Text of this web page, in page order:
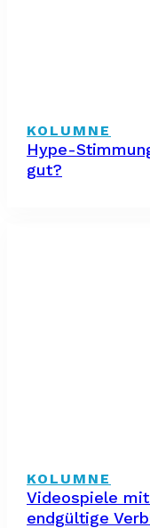
KOLUMNE
Hype-
gut?
KOLUMNE
Videospiele
endgültige